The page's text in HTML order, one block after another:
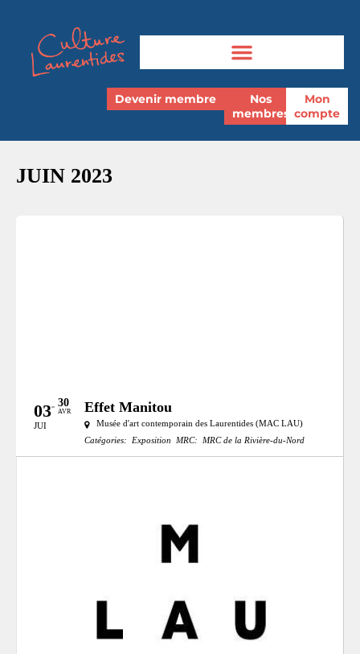
Devenir membre
Nos
membres
Mon
compte
JUIN 2023
03
JUI
30
AVR Effet Manitou
Musée d'art contemporain des Laurentides (MAC LAU)
Catégories:
Exposition MRC: MRC de la Rivière-du-Nord